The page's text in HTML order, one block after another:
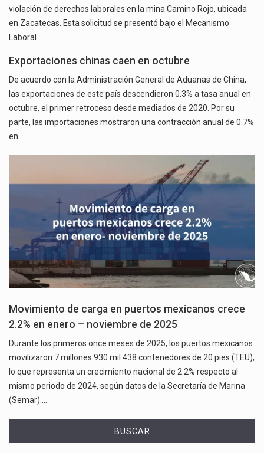
violación de derechos laborales en la mina Camino Rojo, ubicada
en Zacatecas. Esta solicitud se presentó bajo el Mecanismo
Laboral…
Exportaciones chinas caen en octubre
De acuerdo con la Administración General de Aduanas de China,
las exportaciones de este país descendieron 0.3% a tasa anual en
octubre, el primer retroceso desde mediados de 2020. Por su
parte, las importaciones mostraron una contracción anual de 0.7%
en…
Movimiento de carga en puertos mexicanos crece
2.2% en enero – noviembre de 2025
Durante los primeros once meses de 2025, los puertos mexicanos
movilizaron 7 millones 930 mil 438 contenedores de 20 pies (TEU),
lo que representa un crecimiento nacional de 2.2% respecto al
mismo periodo de 2024, según datos de la Secretaría de Marina
(Semar).…
BUSCAR